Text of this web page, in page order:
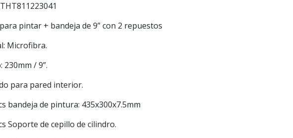
THT811223041
pintar + bandeja de 9” con 2 repuestos
Microfibra.
230mm / 9”.
para pared interior.
bandeja de pintura: 435x300x7.5mm
Soporte de cepillo de cilindro.